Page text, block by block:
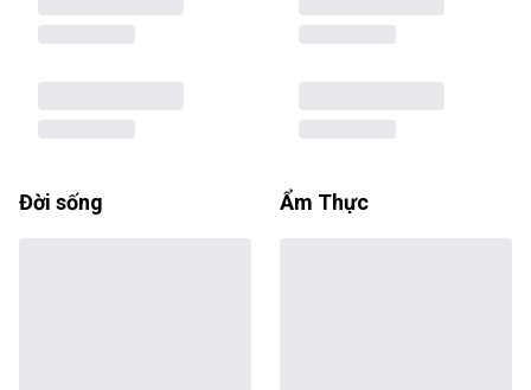
Đời sống Ẩm Thực